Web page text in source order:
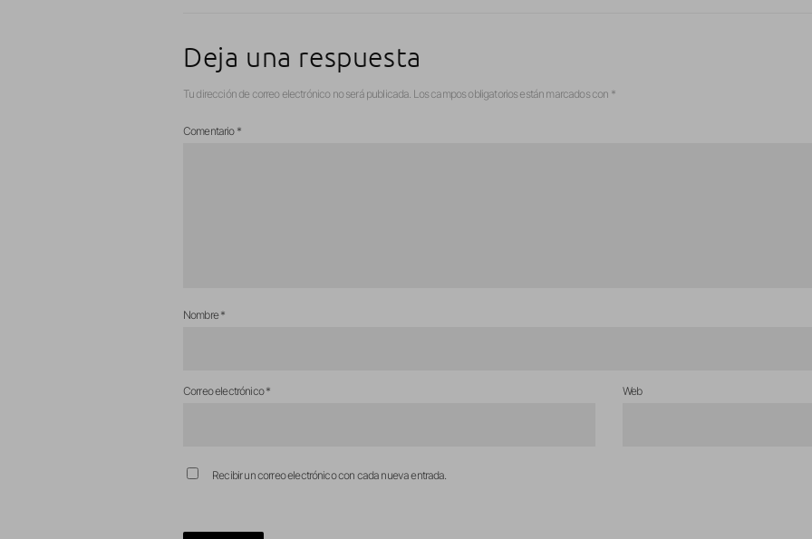
Deja una respuesta
Tu dirección de correo electrónico no será publicada. Los campos obligatorios están marcados con *
Comentario *
Nombre*
Correo electrónico* Web
Recibir un correo electrónico con cada nueva entrada.